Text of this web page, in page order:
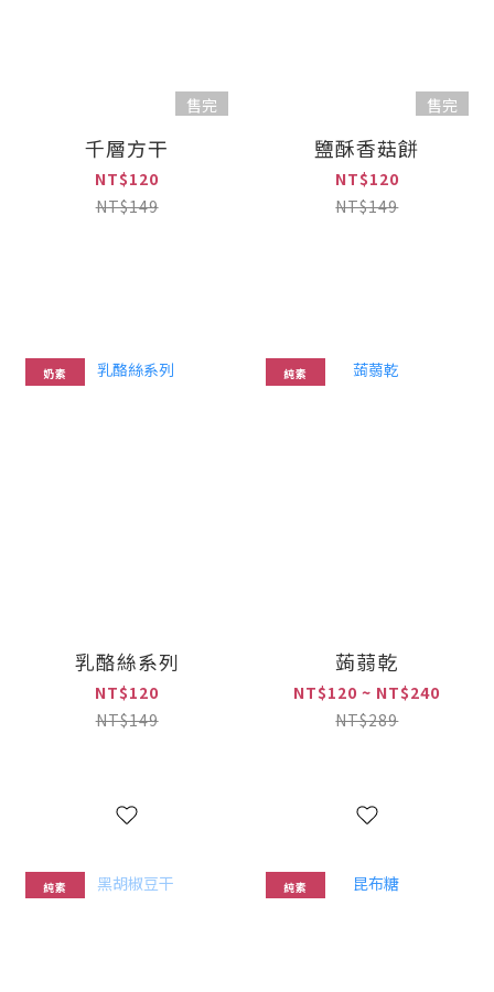
售完
千層方干
NT$120
NT$149
售完
鹽酥香菇餅
NT$120
NT$149
奶素
乳酪絲系列
NT$120
NT$149
純素
蒟蒻乾
NT$120 ~ NT$240
NT$289
純素 純素